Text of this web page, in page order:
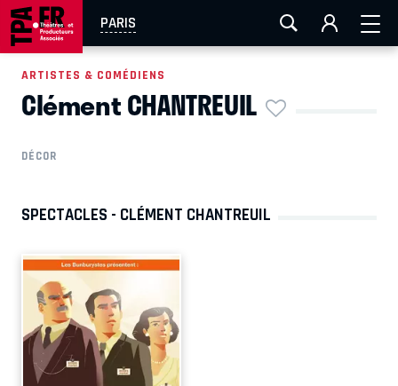
PARIS
AIX-MARSEILLE LA ROCHELLE
EN TOURNÉE
ARTISTES & COMÉDIENS
Clément CHANTREUIL
DÉCOR
SPECTACLES - CLÉMENT CHANTREUIL